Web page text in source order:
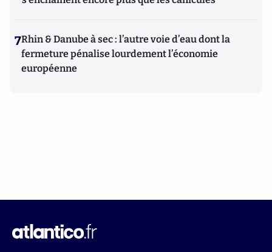
7Rhin & Danube à sec : l’autre voie d’eau dont la
fermeture pénalise lourdement l’économie
européenne